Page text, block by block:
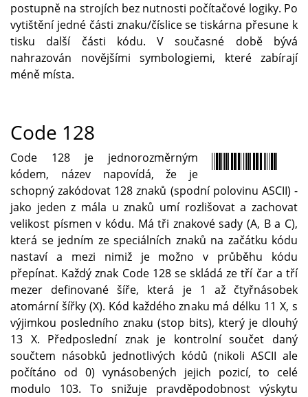
postupně na strojích bez nutnosti počítačové logiky. Po
vytištění jedné části znaku/číslice se tiskárna přesune k
tisku další části kódu. V současné době bývá
nahrazován novějšími symbologiemi, které zabírají
méně místa.
Code 128
Code 128 je jednorozměrným
kódem, název napovídá, že je
schopný zakódovat 128 znaků (spodní polovinu ASCII) -
jako jeden z mála u znaků umí rozlišovat a zachovat
velikost písmen v kódu. Má tři znakové sady (A, B a C),
která se jedním ze speciálních znaků na začátku kódu
nastaví a mezi nimiž je možno v průběhu kódu
přepínat. Každý znak Code 128 se skládá ze tří čar a tří
mezer definované šíře, která je 1 až čtyřnásobek
atomární šířky (X). Kód každého znaku má délku 11 X, s
výjimkou posledního znaku (stop bits), který je dlouhý
13 X. Předposlední znak je kontrolní součet daný
součtem násobků jednotlivých kódů (nikoli ASCII ale
počítáno od 0) vynásobených jejich pozicí, to celé
modulo 103. To snižuje pravděpodobnost výskytu